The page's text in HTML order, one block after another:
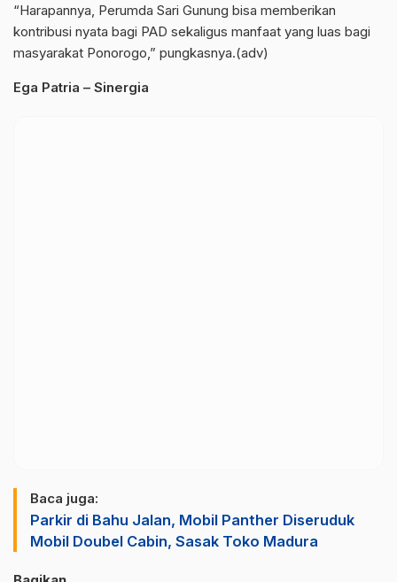
“Harapannya, Perumda Sari Gunung bisa memberikan
kontribusi nyata bagi PAD sekaligus manfaat yang luas bagi
masyarakat Ponorogo,” pungkasnya.(adv)
Ega Patria – Sinergia
Baca juga:
Parkir di Bahu Jalan, Mobil Panther Diseruduk
Mobil Doubel Cabin, Sasak Toko Madura